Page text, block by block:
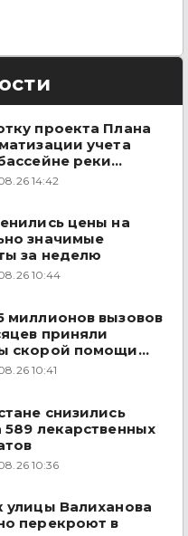
проекта Плана
учета
реки
одобрили
14:42
цены на
значимые
за неделю
10:44
миллионов вызовов
приняли
скорой помощи
10:41
снизились
589 лекарственных
10:36
улицы Валиханова
перекроют в